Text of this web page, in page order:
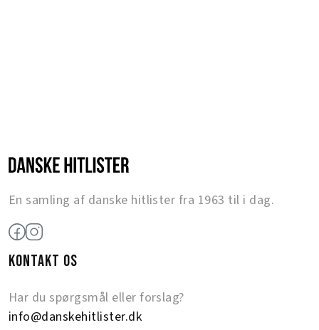
En samling af danske hitlister fra 1963 til i dag.
KONTAKT OS
Har du spørgsmål eller forslag?
info@danskehitlister.dk